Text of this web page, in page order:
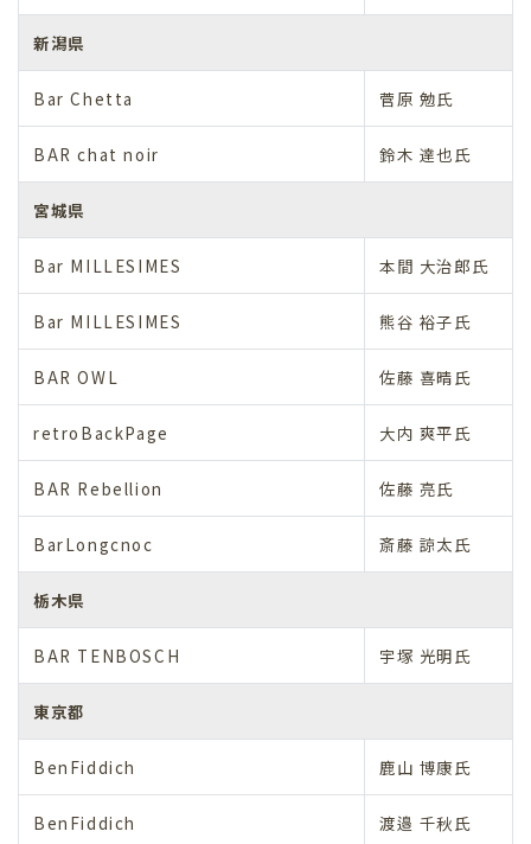
新潟県
Bar Chetta 菅原 勉氏
BAR chat noir 鈴木 達也氏
宮城県
Bar MILLESIMES 本間 大治郎氏
Bar MILLESIMES 熊谷 裕子氏
BAR OWL 佐藤 喜晴氏
retroBackPage 大内 爽平氏
BAR Rebellion 佐藤 亮氏
BarLongcnoc 斎藤 諒太氏
栃木県
BAR TENBOSCH 宇塚 光明氏
東京都
BenFiddich 鹿山 博康氏
BenFiddich 渡邉 千秋氏